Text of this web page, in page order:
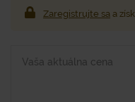
Zaregistrujte sa a
Vaša aktuálna cena